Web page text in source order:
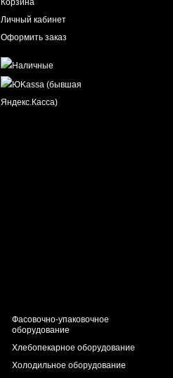
Личный кабинет
Оформить заказ
Фасовочно-упаковочное
оборудование
Хлебопекарное оборудование
Холодильное оборудование